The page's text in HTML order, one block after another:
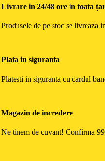
Livrare in 24/48 ore in toata
Produsele de pe stoc se livreaza
Plata in siguranta
Platesti in siguranta cu cardul
Magazin de incredere
Ne tinem de cuvant! Confirma